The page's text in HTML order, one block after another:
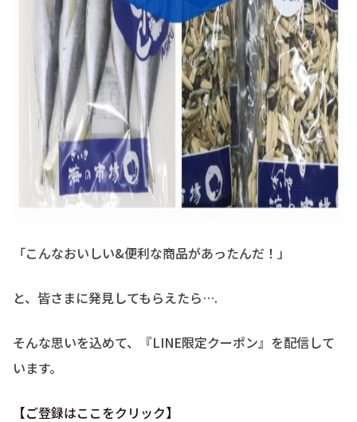
「こんなおいしい&便利な商品があったんだ！」
と、皆さまに発見してもらえたら….
そんな思いを込めて、『LINE限定クーポン』を配信して
います。
【ご登録はここをクリック】